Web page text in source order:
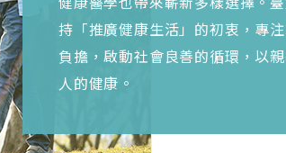
持「推廣健康生活」的初衷，專
負擔，啟動社會良善的循環，以
人的健康。